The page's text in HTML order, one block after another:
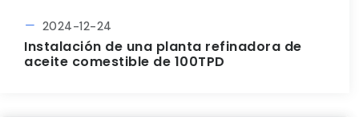
2024-12-24
Instalación de una planta refinadora de
aceite comestible de 100TPD